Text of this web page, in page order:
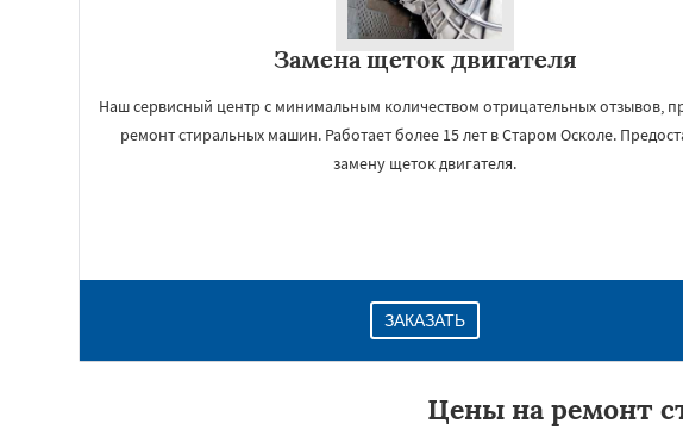
Замена щеток двигателя
Наш сервисный центр с минимальным количеством отрицательных отзывов,
ремонт стиральных машин. Работает более 15 лет в Старом Осколе.
замену щеток двигателя.
ЗАКАЗАТЬ
Цены на ремонт